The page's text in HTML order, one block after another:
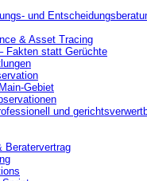
und
& Asset Tracing
Fakten statt Gerüchte
Gebiet
und
Beratervertrag